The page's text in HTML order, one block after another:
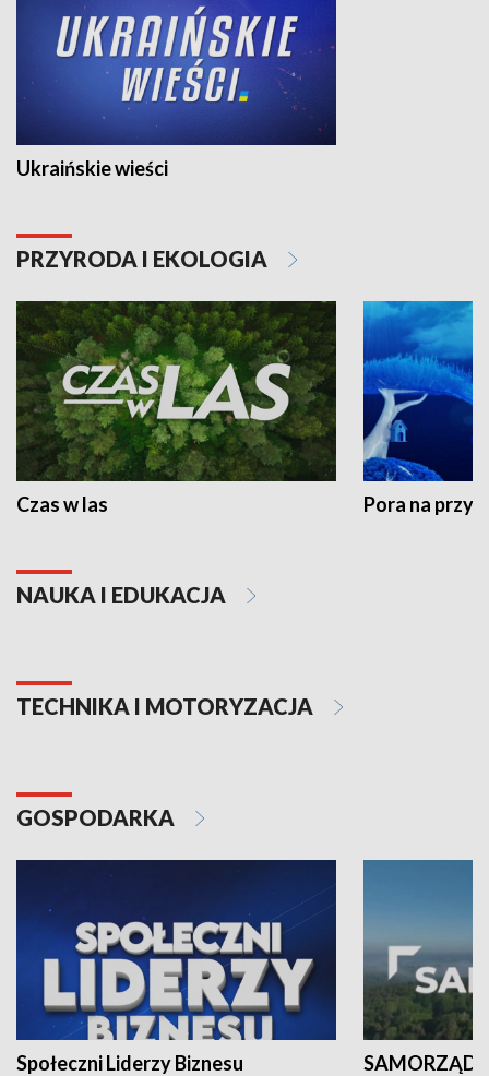
Ukraińskie wieści
PRZYRODA I EKOLOGIA
Czas w las Pora na
NAUKA I EDUKACJA
TECHNIKA I MOTORYZACJA
GOSPODARKA
Społeczni Liderzy Biznesu SAMORZĄD